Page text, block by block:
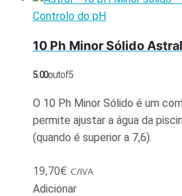
Controlo do pH
10 Ph Minor Sólido
5.00out of 5
O 10 Ph Minor Sólido é um
permite ajustar a água da
(quando é superior a 7,6).
19,70€ C/IVA
Adicionar